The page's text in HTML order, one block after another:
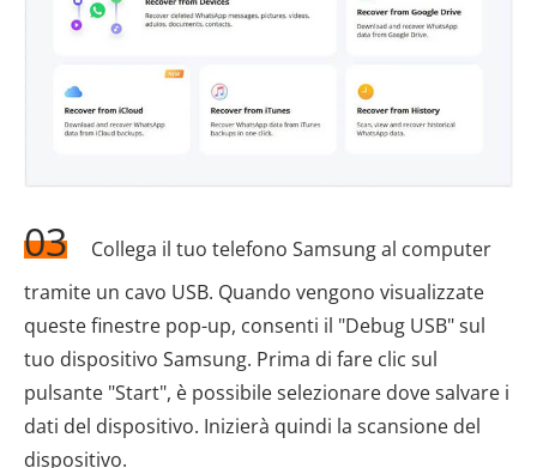
03
Collega il tuo telefono Samsung al computer
tramite un cavo USB. Quando vengono visualizzate
queste finestre pop-up, consenti il "Debug USB" sul
tuo dispositivo Samsung. Prima di fare clic sul
pulsante "Start", è possibile selezionare dove salvare i
dati del dispositivo. Inizierà quindi la scansione del
dispositivo.